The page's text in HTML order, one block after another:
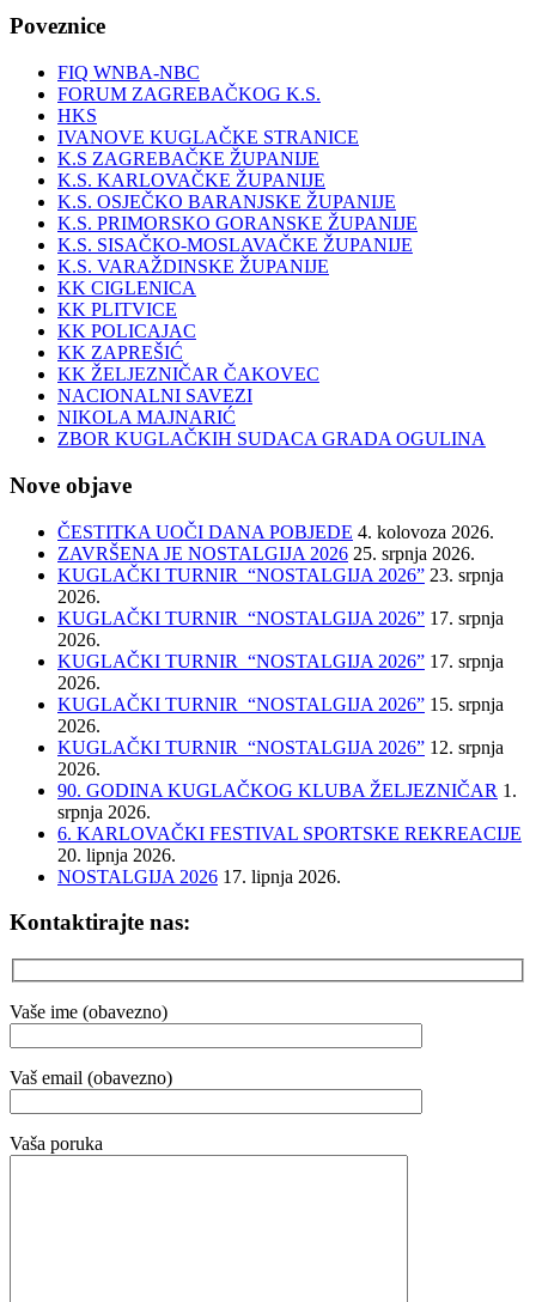
Poveznice
FIQ WNBA-NBC
FORUM ZAGREBAČKOG K.S.
HKS
IVANOVE KUGLAČKE STRANICE
K.S ZAGREBAČKE ŽUPANIJE
K.S. KARLOVAČKE ŽUPANIJE
K.S. OSJEČKO BARANJSKE ŽUPANIJE
K.S. PRIMORSKO GORANSKE ŽUPANIJE
K.S. SISAČKO-MOSLAVAČKE ŽUPANIJE
K.S. VARAŽDINSKE ŽUPANIJE
KK CIGLENICA
KK PLITVICE
KK POLICAJAC
KK ZAPREŠIĆ
KK ŽELJEZNIČAR ČAKOVEC
NACIONALNI SAVEZI
NIKOLA MAJNARIĆ
ZBOR KUGLAČKIH SUDACA GRADA OGULINA
Nove objave
ČESTITKA UOČI DANA POBJEDE 4. kolovoza 2026.
ZAVRŠENA JE NOSTALGIJA 2026 25. srpnja 2026.
KUGLAČKI TURNIR “NOSTALGIJA 2026” 23. srpnja
2026.
KUGLAČKI TURNIR “NOSTALGIJA 2026” 17. srpnja
2026.
KUGLAČKI TURNIR “NOSTALGIJA 2026” 17. srpnja
2026.
KUGLAČKI TURNIR “NOSTALGIJA 2026” 15. srpnja
2026.
KUGLAČKI TURNIR “NOSTALGIJA 2026” 12. srpnja
2026.
90. GODINA KUGLAČKOG KLUBA ŽELJEZNIČAR 1.
srpnja 2026.
6. KARLOVAČKI FESTIVAL SPORTSKE REKREACIJE
20. lipnja 2026.
NOSTALGIJA 2026 17. lipnja 2026.
Kontaktirajte nas:
Vaše ime (obavezno)
Vaš email (obavezno)
Vaša poruka